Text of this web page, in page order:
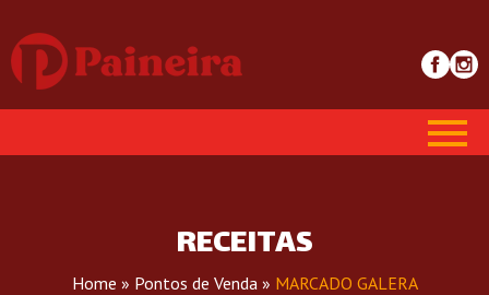
RECEITAS
Home » Pontos de Venda » MARCADO GALERA